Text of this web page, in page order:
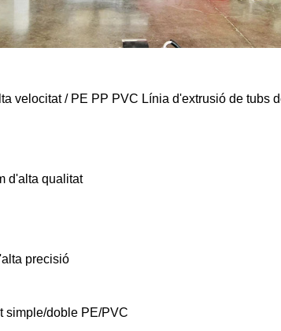
velocitat / PE PP PVC Línia d'extrusió de tubs
d'alta qualitat
precisió
simple/doble PE/PVC